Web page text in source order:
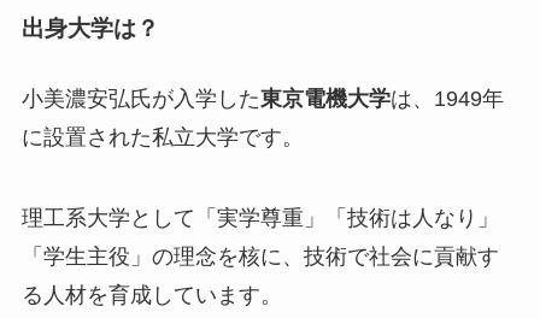
出身大学は？
小美濃安弘氏が入学した東京電機大学は、1949年
に設置された私立大学です。
理工系大学として「実学尊重」「技術は人なり」
「学生主役」の理念を核に、技術で社会に貢献す
る人材を育成しています。